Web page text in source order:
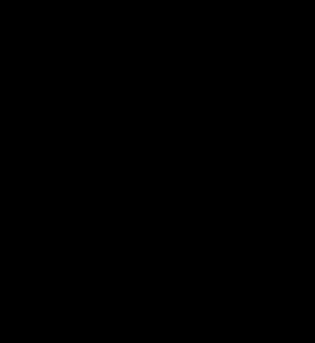
সময় বদলাচ্ছে। প্রতি মুহুর্তে
দিতে গিয়ে বদলেছি আমরা।
হিসাবে, আপনাদের
সাথী হয়ে। গঠনমূলক
সংবাদমাধ্যম হিসেবে
শাসকদের জবাবদিহির
আমাদের চলার পথে, বন্ধুর পথে